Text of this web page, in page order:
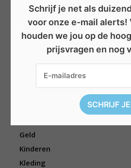
Categorieën
Boeken
Cadeau
Geld
Kinderen
Kleding
Schrijf je net als
voor onze e-mail alerts!
houden we jou op de
prijsvragen en nog